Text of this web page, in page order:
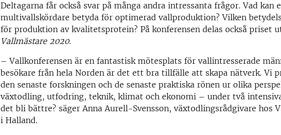
Deltagarna får också svar på många andra intressanta frågor. Vad kan
multivallskördare betyda för optimerad vallproduktion? Vilken
för produktion av kvalitetsprotein? På konferensen delas också priset
Vallmästare 2020.
– Vallkonferensen är en fantastisk mötesplats för vallintresserade
besökare från hela Norden är det ett bra tillfälle att skapa nätverk. Vi
den senaste forskningen och de senaste praktiska rönen ur olika
växtodling, utfodring, teknik, klimat och ekonomi – under två
det bli bättre? säger Anna Aurell-Svensson, växtodlingsrådgivare hos
i Halland.